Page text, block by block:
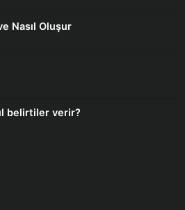
Nasıl Oluşur
belirtiler verir?